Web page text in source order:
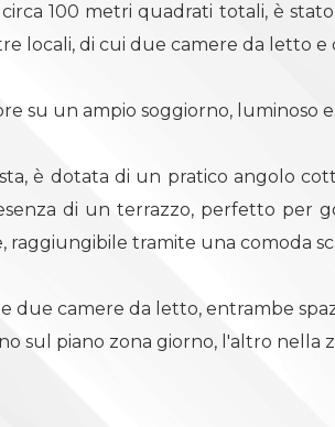
100 metri quadrati totali, è
locali, di cui due camere da letto e
su un ampio soggiorno, luminoso
è dotata di un pratico angolo
di un terrazzo, perfetto per
raggiungibile tramite una comoda
due camere da letto, entrambe
sul piano zona giorno, l'altro nella